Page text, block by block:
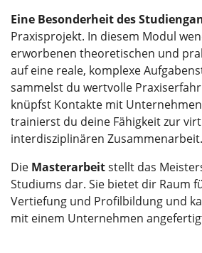
Eine Besonderheit des
Praxisprojekt. In diesem Modul
erworbenen theoretischen und
auf eine reale, komplexe
sammelst du wertvolle
knüpfst Kontakte mit
trainierst du deine Fähigkeit zur
interdisziplinären Zusammenarbeit.
Die Masterarbeitstellt das
Studiums dar. Sie bietet dir Raum
Vertiefung und Profilbildung und
mit einem Unternehmen